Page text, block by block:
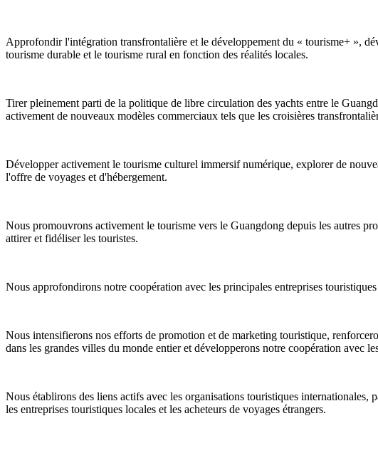
Approfondir l'intégration transfrontalière et le développement du « tourisme+ »,
tourisme durable et le tourisme rural en fonction des réalités locales.
Tirer pleinement parti de la politique de libre circulation des yachts entre le
activement de nouveaux modèles commerciaux tels que les croisières
Développer activement le tourisme culturel immersif numérique, explorer de
l'offre de voyages et d'hébergement.
Nous promouvrons activement le tourisme vers le Guangdong depuis les autres
attirer et fidéliser les touristes.
Nous approfondirons notre coopération avec les principales entreprises
Nous intensifierons nos efforts de promotion et de marketing touristique,
dans les grandes villes du monde entier et développerons notre coopération avec
Nous établirons des liens actifs avec les organisations touristiques
les entreprises touristiques locales et les acheteurs de voyages étrangers.